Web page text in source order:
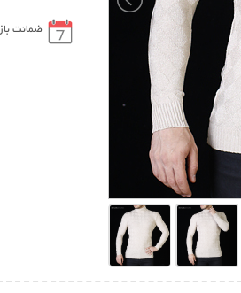
ضمانت